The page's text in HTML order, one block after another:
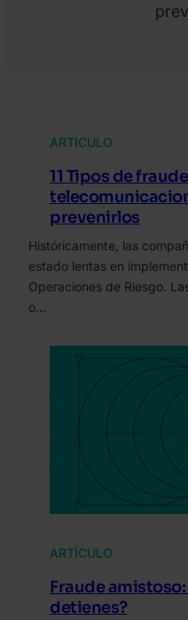
ARTÍCULO
11 Tipos de
prevenirlos
Históricamente, las
estado lentas en
Operaciones de Riesgo.
o…
ARTÍCULO
Fraude
detienes?